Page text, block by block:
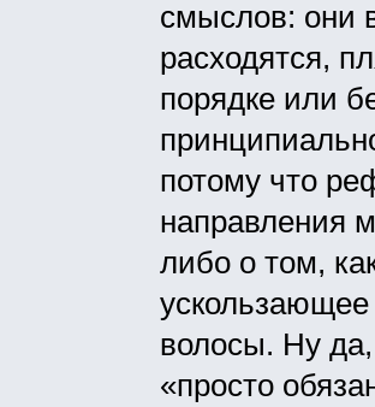
смыслов: они
расходятся,
порядке или
потому что
направления
либо о том,
ускользающее
волосы. Ну
«просто